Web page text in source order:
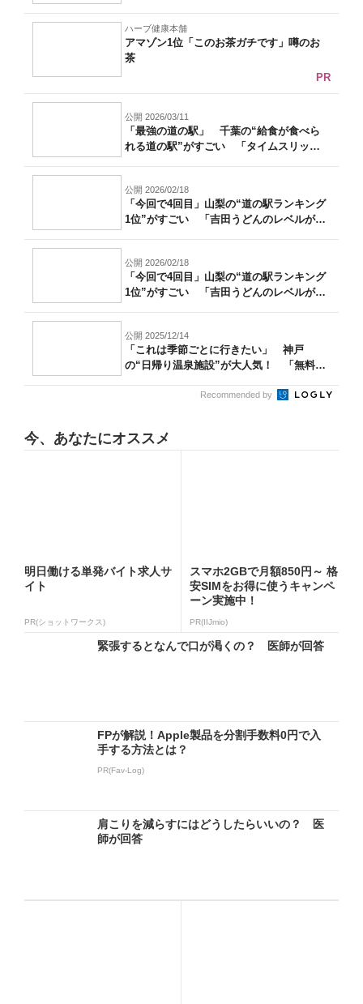
ハーブ健康本舗
アマゾン1位「このお茶ガチです」噂のお
茶
PR
公開 2026/03/11
「最強の道の駅」 千葉の“給食が食べら
れる道の駅”がすごい 「タイムスリップ
公開 2026/02/18
「今回で4回目」山梨の“道の駅ランキング
1位”がすごい 「吉田うどんのレベルが
公開 2026/02/18
「今回で4回目」山梨の“道の駅ランキング
1位”がすごい 「吉田うどんのレベルが
公開 2025/12/14
「これは季節ごとに行きたい」 神戸
の“日帰り温泉施設”が大人気！ 「無料送
Recommended by
今、あなたにオススメ
明日働ける単発バイト求人サ
イト
PR(ショットワークス)
スマホ2GBで月額850円～ 格
安SIMをお得に使うキャンペ
ーン実施中！
PR(IIJmio)
緊張するとなんで口が渇くの？ 医師が回答
FPが解説！Apple製品を分割手数料0円で入
手する方法とは？
PR(Fav-Log)
肩こりを減らすにはどうしたらいいの？ 医
師が回答